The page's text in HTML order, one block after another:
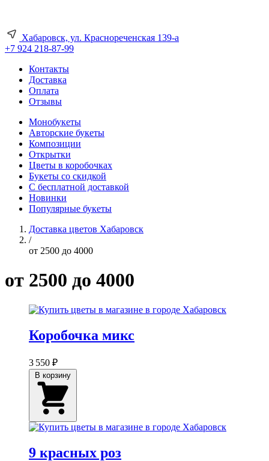
Хабаровск, ул. Краснореченская 139-а
+7 924 218-87-99
Контакты
Доставка
Оплата
Отзывы
Монобукеты
Авторские букеты
Композиции
Открытки
Цветы в коробочках
Букеты со скидкой
С бесплатной доставкой
Новинки
Популярные букеты
Доставка цветов Хабаровск
/
от 2500 до 4000
от 2500 до 4000
Коробочка микс
3 550 ₽
9 красных роз